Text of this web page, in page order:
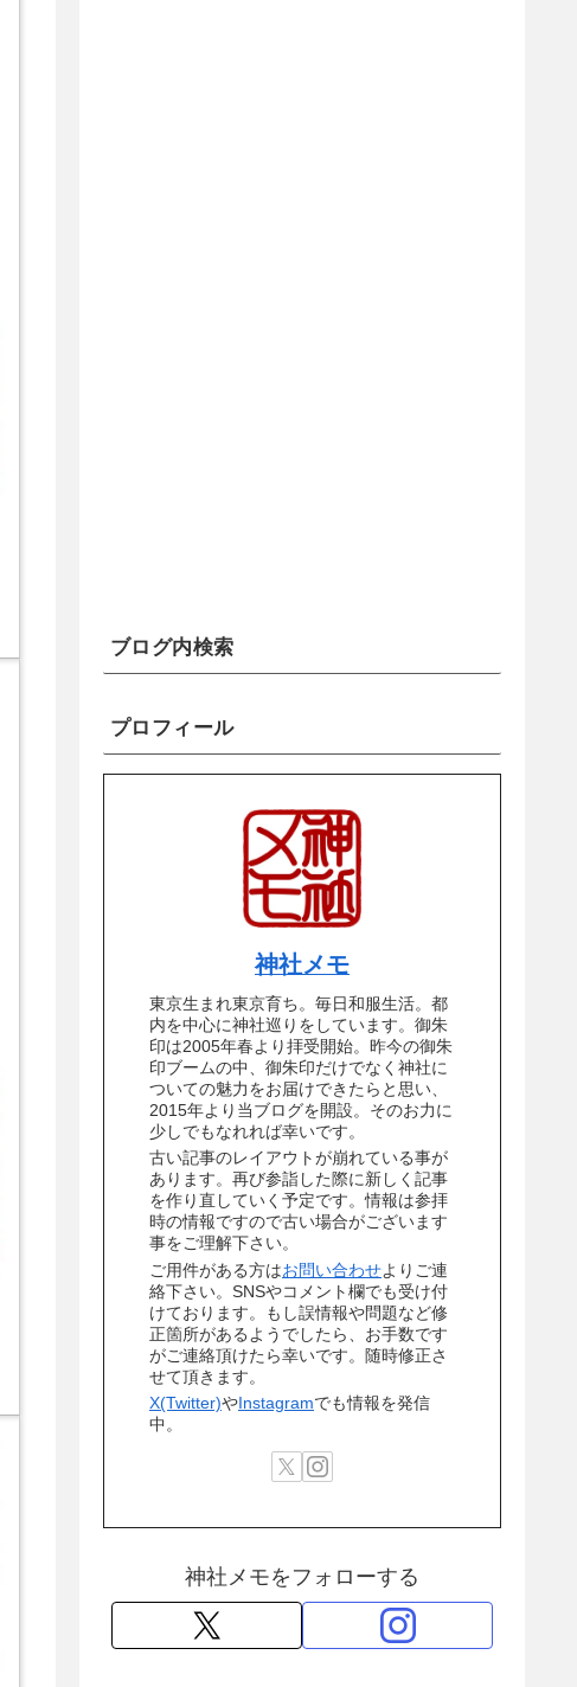
ブログ内検索
プロフィール
神社メモ
東京生まれ東京育ち。毎日和服生活。都
内を中心に神社巡りをしています。御朱
印は2005年春より拝受開始。昨今の御朱
印ブームの中、御朱印だけでなく神社に
ついての魅力をお届けできたらと思い、
2015年より当ブログを開設。そのお力に
少しでもなれれば幸いです。
古い記事のレイアウトが崩れている事が
あります。再び参詣した際に新しく記事
を作り直していく予定です。情報は参拝
時の情報ですので古い場合がございます
事をご理解下さい。
ご用件がある方はお問い合わせよりご連
絡下さい。SNSやコメント欄でも受け付
けております。もし誤情報や問題など修
正箇所があるようでしたら、お手数です
がご連絡頂けたら幸いです。随時修正さ
せて頂きます。
X(Twitter)やInstagramでも情報を発信
中。
神社メモをフォローする